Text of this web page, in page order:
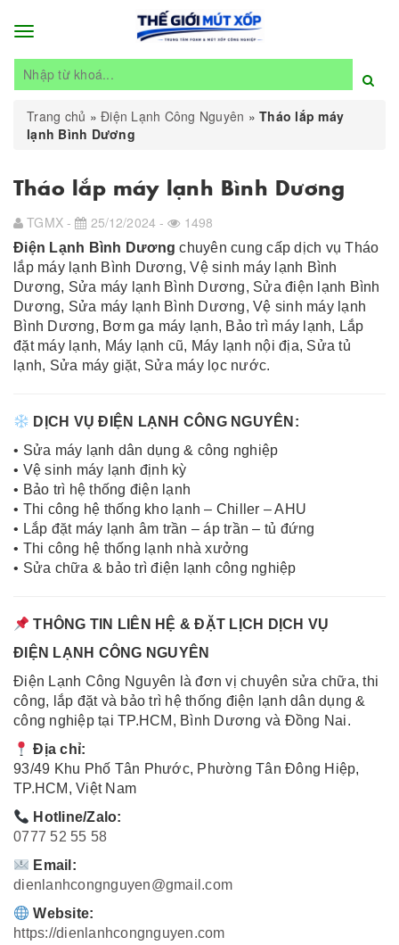
Toggle
Trang chủ » Điện Lạnh Công Nguyên » Tháo lắp máy
lạnh Bình Dương
Tháo lắp máy lạnh Bình Dương
TGMX - 25/12/2024 - 1498
Điện Lạnh Bình Dương chuyên cung cấp dịch vụTháo
lắp máy lạnh Bình Dương,Vệ sinh máy lạnh Bình
Dương, Sửa máy lạnh Bình Dương, Sửa điện lạnh Bình
Dương, Sửa máy lạnh Bình Dương, Vệ sinh máy lạnh
Bình Dương, Bơm ga máy lạnh, Bảo trì máy lạnh, Lắp
đặt máy lạnh, Máy lạnh cũ, Máy lạnh nội địa, Sửa tủ
lạnh, Sửa máy giặt, Sửa máy lọc nước.
DỊCH VỤ ĐIỆN LẠNH CÔNG NGUYÊN:
• Sửa máy lạnh dân dụng & công nghiệp
• Vệ sinh máy lạnh định kỳ
• Bảo trì hệ thống điện lạnh
• Thi công hệ thống kho lạnh – Chiller – AHU
• Lắp đặt máy lạnh âm trần – áp trần – tủ đứng
• Thi công hệ thống lạnh nhà xưởng
• Sửa chữa & bảo trì điện lạnh công nghiệp
THÔNG TIN LIÊN HỆ & ĐẶT LỊCH DỊCH VỤ
ĐIỆN LẠNH CÔNG NGUYÊN
Điện Lạnh Công Nguyên là đơn vị chuyên sửa chữa, thi
công, lắp đặt và bảo trì hệ thống điện lạnh dân dụng &
công nghiệp tại TP.HCM, Bình Dương và Đồng Nai.
Địa chỉ:
93/49 Khu Phố Tân Phước, Phường Tân Đông Hiệp,
TP.HCM, Việt Nam
Hotline/Zalo:
0777 52 55 58
Email:
dienlanhcongnguyen@gmail.com
Website:
https://dienlanhcongnguyen.com